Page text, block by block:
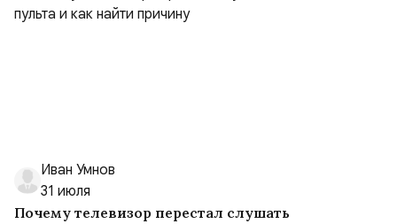
Иван Умнов
31 июля
Почему телевизор перестал слушать